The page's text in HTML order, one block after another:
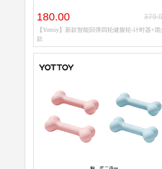
180.00
【Yottoy】新款智能回弹四轮健腹轮-计时器+跪
款